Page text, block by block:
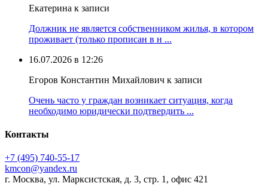
Екатерина к записи
Должник не является собственником жилья, в котором
проживает (только прописан в н ...
16.07.2026 в 12:26
Егоров Константин Михайлович к записи
Очень часто у граждан возникает ситуация, когда
необходимо юридически подтвердить ...
Контакты
+7 (495) 740‑55‑17
kmcon@yandex.ru
г. Москва, ул. Марксистская, д. 3, стр. 1, офис 421